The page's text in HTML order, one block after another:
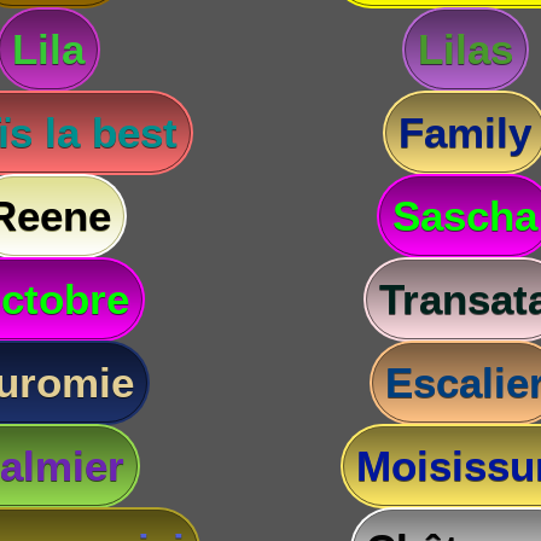
Lila
Lilas
la best
Family
Sascha